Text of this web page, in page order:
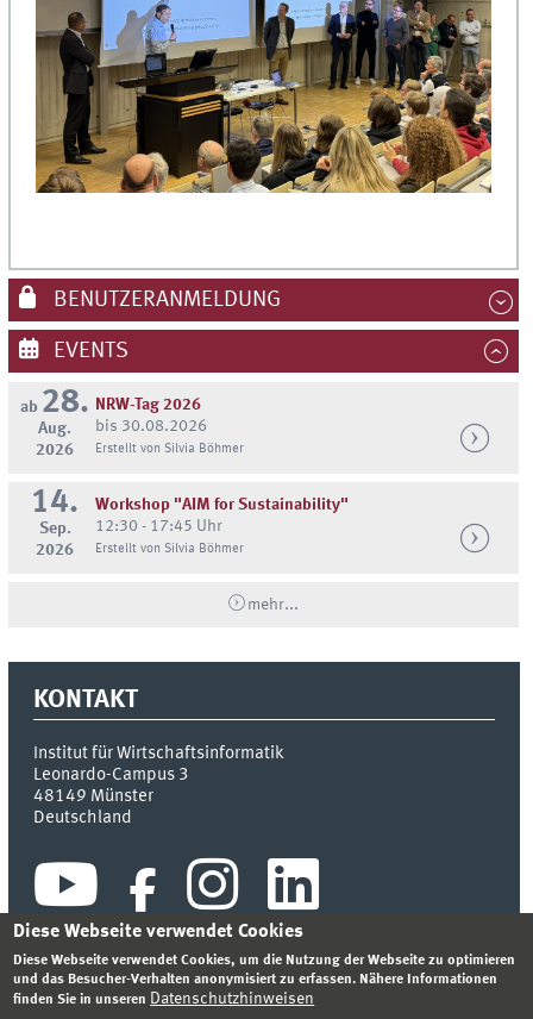
BENUTZERANMELDUNG
EVENTS
ab 28.
Aug.
2026
NRW-Tag 2026
bis 30.08.2026
Erstellt von Silvia Böhmer
14.
Sep.
2026
Workshop "AIM for Sustainability"
12:30 - 17:45 Uhr
Erstellt von Silvia Böhmer
mehr...
KONTAKT
Institut für Wirtschaftsinformatik
Leonardo-Campus 3
48149 Münster
Deutschland
Diese Webseite verwendet Cookies
Diese Webseite verwendet Cookies, um die Nutzung der Webseite zu optimieren
und das Besucher-Verhalten anonymisiert zu erfassen. Nähere Informationen
finden Sie in unseren Datenschutzhinweisen